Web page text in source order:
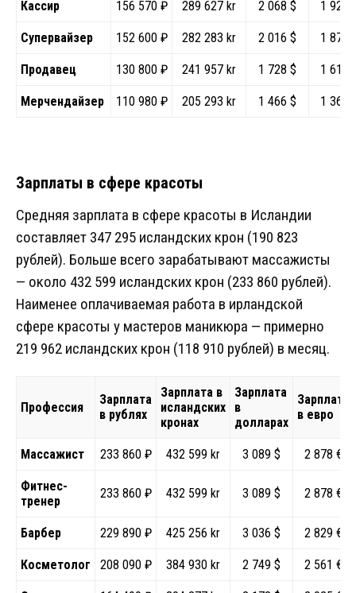
Кассир 156 570 ₽ 289 627 kr 2 068 $ 1 927
Супервайзер 152 600 ₽ 282 283 kr 2 016 $ 1 878
Продавец 130 800 ₽ 241 957 kr 1 728 $ 1 610
Мерчендайзер 110 980 ₽ 205 293 kr 1 466 $ 1 366
Зарплаты в сфере красоты
Средняя зарплата в сфере красоты в Исландии
составляет 347 295 исландских крон (190 823
рублей). Больше всего зарабатывают массажисты
— около 432 599 исландских крон (233 860 рублей).
Наименее оплачиваемая работа в ирландской
сфере красоты у мастеров маникюра — примерно
219 962 исландских крон (118 910 рублей) в месяц.
Профессия
Зарплата
в рублях
Зарплата в
исландских
кронах
Зарплата
в
долларах
Зарплата
в евро
Массажист 233 860 ₽ 432 599 kr 3 089 $ 2 878 €
Фитнес-
тренер
233 860 ₽ 432 599 kr 3 089 $ 2 878 €
Барбер 229 890 ₽ 425 256 kr 3 036 $ 2 829 €
Косметолог 208 090 ₽ 384 930 kr 2 749 $ 2 561 €